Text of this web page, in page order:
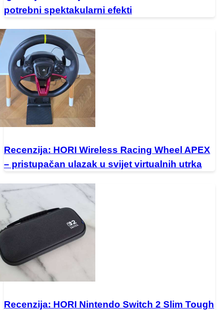
potrebni spektakularni efekti
Recenzija: HORI Wireless Racing Wheel APEX
– pristupačan ulazak u svijet virtualnih utrka
Recenzija: HORI Nintendo Switch 2 Slim Tough